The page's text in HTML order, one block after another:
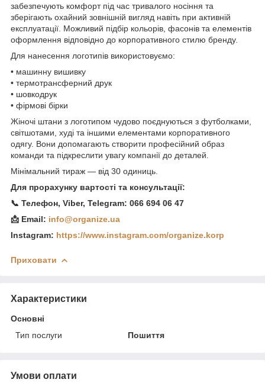
забезпечують комфорт під час тривалого носіння та
зберігають охайний зовнішній вигляд навіть при активній
експлуатації. Можливий підбір кольорів, фасонів та елементів
оформлення відповідно до корпоративного стилю бренду.
Для нанесення логотипів використовуємо:
• машинну вишивку
• термотрансферний друк
• шовкодрук
• фірмові бірки
Жіночі штани з логотипом чудово поєднуються з футболками,
світшотами, худі та іншими елементами корпоративного
одягу. Вони допомагають створити професійний образ
команди та підкреслити увагу компанії до деталей.
Мінімальний тираж — від 30 одиниць.
Для прорахунку вартості та консультації:
📞 Телефон, Viber, Telegram: 066 694 06 47
📩 Email: info@organize.ua
Instagram: https://www.instagram.com/organize.korp
Приховати
Характеристики
Основні
Тип послуги
Пошиття
Умови оплати